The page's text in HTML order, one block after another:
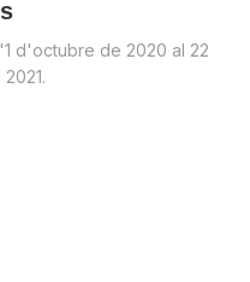
d'octubre de 2020 al 22